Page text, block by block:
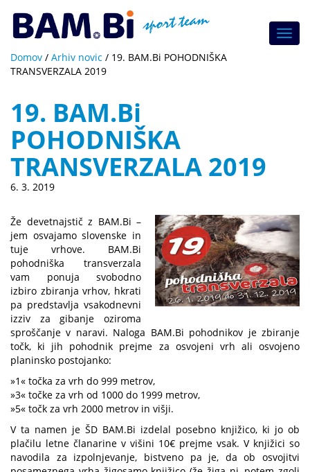
Domov / Arhiv novic / 19. BAM.Bi POHODNIŠKA
TRANSVERZALA 2019
19. BAM.Bi
POHODNIŠKA
TRANSVERZALA 2019
6. 3. 2019
Že devetnajstič z BAM.Bi –
jem osvajamo slovenske in
tuje vrhove. BAM.Bi
pohodniška transverzala
vam ponuja svobodno
izbiro zbiranja vrhov, hkrati
pa predstavlja vsakodnevni
izziv za gibanje oziroma
sproščanje v naravi. Naloga BAM.Bi pohodnikov je zbiranje
točk, ki jih pohodnik prejme za osvojeni vrh ali osvojeno
planinsko postojanko:
»1« točka za vrh do 999 metrov,
»3« točke za vrh od 1000 do 1999 metrov,
»5« točk za vrh 2000 metrov in višji.
V ta namen je ŠD BAM.Bi izdelal posebno knjižico, ki jo ob
plačilu letne članarine v višini 10€ prejme vsak. V knjižici so
navodila za izpolnjevanje, bistveno pa je, da ob osvojitvi